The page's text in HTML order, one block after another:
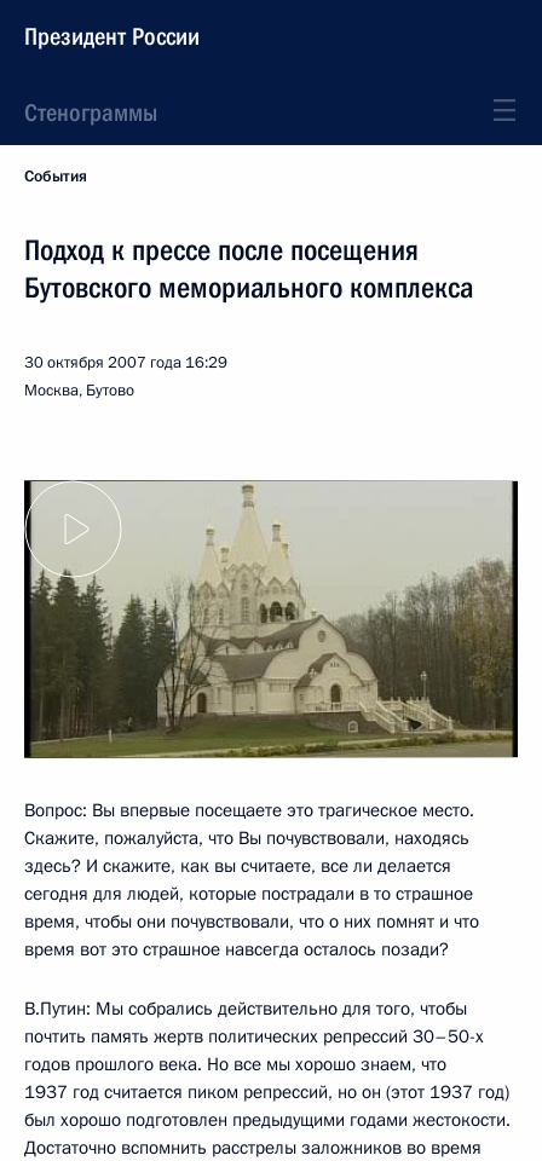
Президент России
Стенограммы
События
Подход к прессе после посещения
Бутовского мемориального комплекса
30 октября 2007 года 16:29
Москва, Бутово
Вопрос: Вы впервые посещаете это трагическое место.
Скажите, пожалуйста, что Вы почувствовали, находясь
здесь? И скажите, как вы считаете, все ли делается
сегодня для людей, которые пострадали в то страшное
время, чтобы они почувствовали, что о них помнят и что
время вот это страшное навсегда осталось позади?
В.Путин: Мы собрались действительно для того, чтобы
почтить память жертв политических репрессий 30–50-х
годов прошлого века. Но все мы хорошо знаем, что
1937 год считается пиком репрессий, но он (этот 1937 год)
был хорошо подготовлен предыдущими годами жестокости.
Достаточно вспомнить расстрелы заложников во время